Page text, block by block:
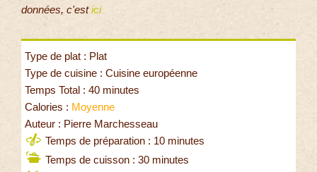
données, c'estici
Type de plat : Plat
Type de cuisine : Cuisine européenne
Temps Total : 40 minutes
Calories : Moyenne
Auteur : Pierre Marchesseau
Temps de préparation : 10 minutes
Temps de cuisson : 30 minutes